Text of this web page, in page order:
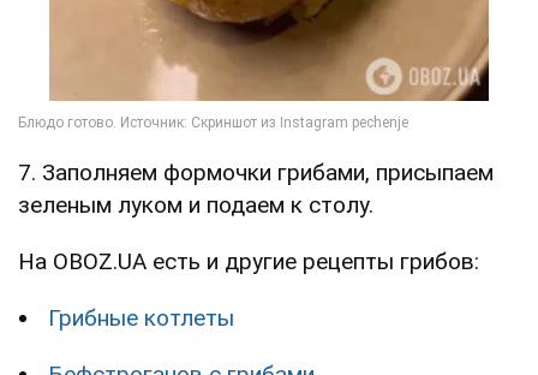
7. Заполняем формочки грибами, присыпаем
зеленым луком и подаем к столу.
На OBOZ.UA есть и другие рецепты грибов:
Грибные котлеты